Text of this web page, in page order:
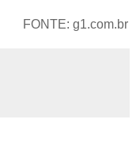
FONTE: g1.com.br